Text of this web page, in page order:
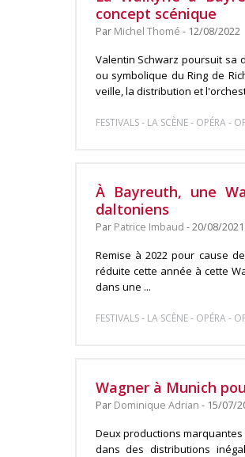
concept scénique
Par Michel Thomé - 12/08/2022
Valentin Schwarz poursuit sa
ou symbolique du Ring de
veille, la distribution et
FESTIVALS- LA SCÈNE- OPÉRA-
À Bayreuth, une
daltoniens
Par Patrice Imbaud - 20/08/2021
Remise à 2022 pour cause
réduite cette année à cette
dans une ...
FESTIVALS- LA SCÈNE- OPÉRA-
Wagner à Munich
Par Dominique Adrian - 15/07/
Deux productions
dans des distributions